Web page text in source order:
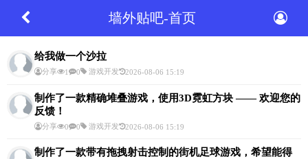
墙外贴吧-首页
给我做一个沙拉
分享 1 0 游戏开发 2026-08-06 15:19
制作了一款精确堆叠游戏，使用3D霓虹方块 —— 欢迎您的
反馈！
分享 0 0 游戏开发 2026-08-06 15:19
制作了一款带有拖拽射击控制的街机足球游戏，希望能得